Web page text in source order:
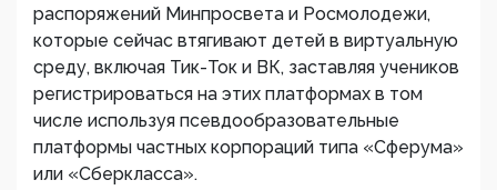
распоряжений Минпросвета и Росмолодежи,
которые сейчас втягивают детей в виртуальную
среду, включая Тик-Ток и ВК, заставляя учеников
регистрироваться на этих платформах в том
числе используя псевдообразовательные
платформы частных корпораций типа «Сферума»
или «Сберкласса».